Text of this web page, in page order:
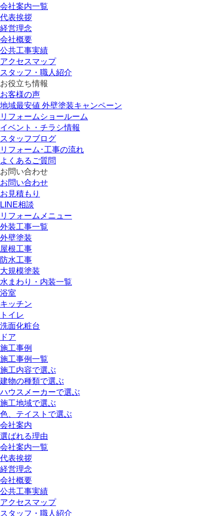
会社案内一覧
代表挨拶
経営理念
会社概要
公共工事実績
アクセスマップ
スタッフ・職人紹介
お役立ち情報
お客様の声
地域最安値 外壁塗装キャンペーン
リフォームショールーム
イベント・チラシ情報
スタッフブログ
リフォーム･工事の流れ
よくあるご質問
お問い合わせ
お問い合わせ
お見積もり
LINE相談
リフォームメニュー
外装工事一覧
外壁塗装
屋根工事
防水工事
大規模塗装
水まわり・内装一覧
浴室
キッチン
トイレ
洗面化粧台
ドア
施工事例
施工事例一覧
施工内容で選ぶ
建物の種類で選ぶ
ハウスメーカーで選ぶ
施工地域で選ぶ
色、テイストで選ぶ
会社案内
選ばれる理由
会社案内一覧
代表挨拶
経営理念
会社概要
公共工事実績
アクセスマップ
スタッフ・職人紹介